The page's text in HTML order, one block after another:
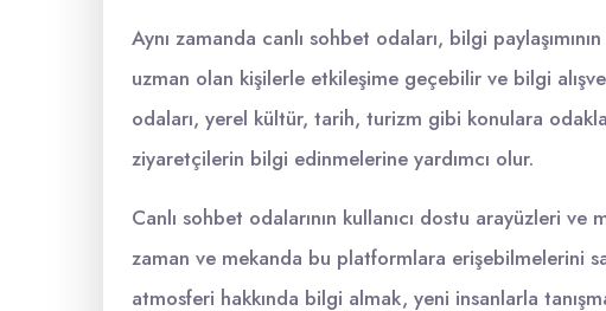
Aynı zamanda canlı sohbet odaları, bilgi
uzman olan kişilerle etkileşime geçebilir ve bilgi
odaları, yerel kültür, tarih, turizm gibi konulara
ziyaretçilerin bilgi edinmelerine yardımcı olur.
Canlı sohbet odalarının kullanıcı dostu arayüzleri
zaman ve mekanda bu platformlara erişebilmelerini
atmosferi hakkında bilgi almak, yeni insanlarla